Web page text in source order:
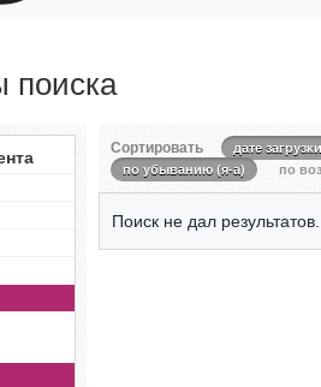
поиска
Сортировать
дате загрузки
по убыванию (я-а)
по
Поиск не дал результатов.